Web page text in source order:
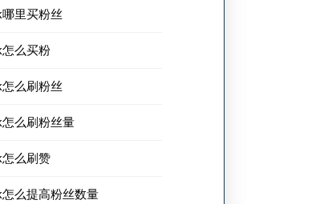
哪里买粉丝
怎么买粉
怎么刷粉丝
怎么刷粉丝量
怎么刷赞
怎么提高粉丝数量